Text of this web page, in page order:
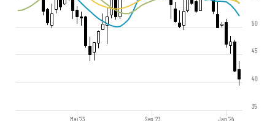
Jan '24
Mai '23 Sep '23
35
40
45
50